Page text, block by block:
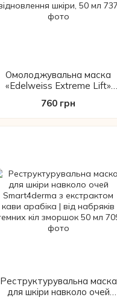
Омолоджувальна маска
«Edelweiss Extreme Lift»
відновлення шкіри, 50 мл
760 грн
Реструктурувальна маска
для шкіри навколо очей